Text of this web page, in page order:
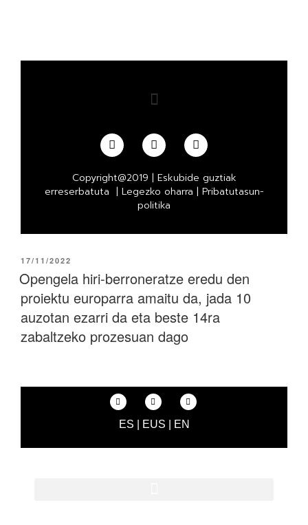
Copyright@2019 | Eskubide guztiak
erreserbatuta | Legezko oharra | Pribatutasun-
politika
17/11/2022
Opengela hiri-berroneratze eredu den
proiektu europarra amaitu da, jada 10
auzotan ezarri da eta beste 14ra
zabaltzeko prozesuan dago
ES EUS EN